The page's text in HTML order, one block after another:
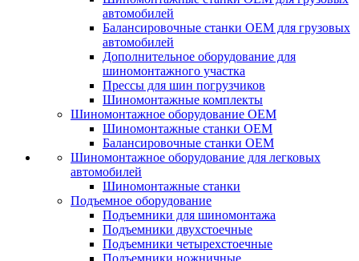
автомобилей
Балансировочные станки ОЕМ для грузовых
автомобилей
Дополнительное оборудование для
шиномонтажного участка
Прессы для шин погрузчиков
Шиномонтажные комплекты
Шиномонтажное оборудование ОЕМ
Шиномонтажные станки ОЕМ
Балансировочные станки ОЕМ
Шиномонтажное оборудование для легковых
автомобилей
Шиномонтажные станки
Подъемное оборудование
Подъемники для шиномонтажа
Подъемники двухстоечные
Подъемники четырехстоечные
Подъемники ножничные